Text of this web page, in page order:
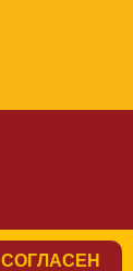
СОГЛАСЕН